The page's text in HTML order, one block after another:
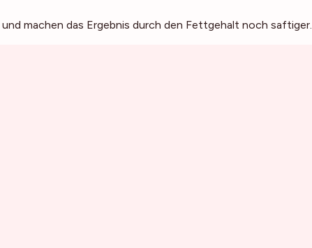
machen das Ergebnis durch den Fettgehalt noch saftiger.